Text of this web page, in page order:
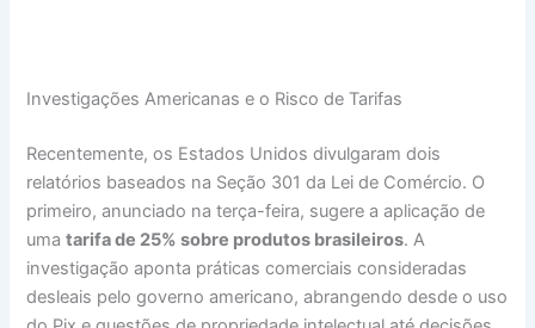
Investigações Americanas e o Risco de Tarifas
Recentemente, os Estados Unidos divulgaram dois
relatórios baseados na Seção 301 da Lei de Comércio. O
primeiro, anunciado na terça-feira, sugere a aplicação de
umatarifa de 25% sobre produtos brasileiros. A
investigação aponta práticas comerciais consideradas
desleais pelo governo americano, abrangendo desde o uso